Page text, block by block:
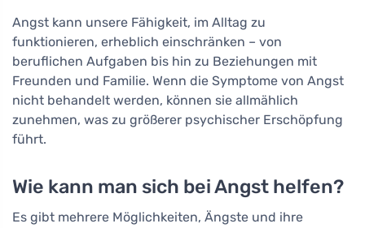
Angst kann unsere Fähigkeit, im Alltag zu
funktionieren, erheblich einschränken – von
beruflichen Aufgaben bis hin zu Beziehungen mit
Freunden und Familie. Wenn die Symptome von Angst
nicht behandelt werden, können sie allmählich
zunehmen, was zu größerer psychischer Erschöpfung
führt.
Wie kann man sich bei Angst helfen?
Es gibt mehrere Möglichkeiten, Ängste und ihre